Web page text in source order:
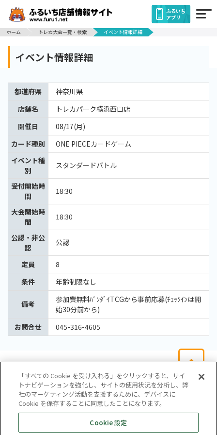
ふるいち
アプリ
ホーム
トレカ大会一覧・検索 イベント情報詳細
イベント情報詳細
都道府県
神奈川県
店舗名
トレカパーク横浜西口店
開催日
08/17(月)
カード種別
ONE PIECEカードゲーム
イベント種
別
スタンダードバトル
受付開始時
間
18:30
大会開始時
間
18:30
公認・非公
認
公認
定員
8
条件
年齢制限なし
備考
参加費無料ﾊﾞﾝﾀﾞｲTCGから事前応募(ﾁｪｯｸｲﾝは開
始30分前から)
お問合せ
045-316-4605
会社概要
サイトマップ
お問い合わせ
個人情報保護方針
「すべての Cookie を受け入れる」をクリックすると、サイ
トナビゲーションを強化し、サイトの使用状況を分析し、弊
社のマーケティング活動を支援するために、デバイスに
Cookie を保存することに同意したことになります。
Cookie 設定